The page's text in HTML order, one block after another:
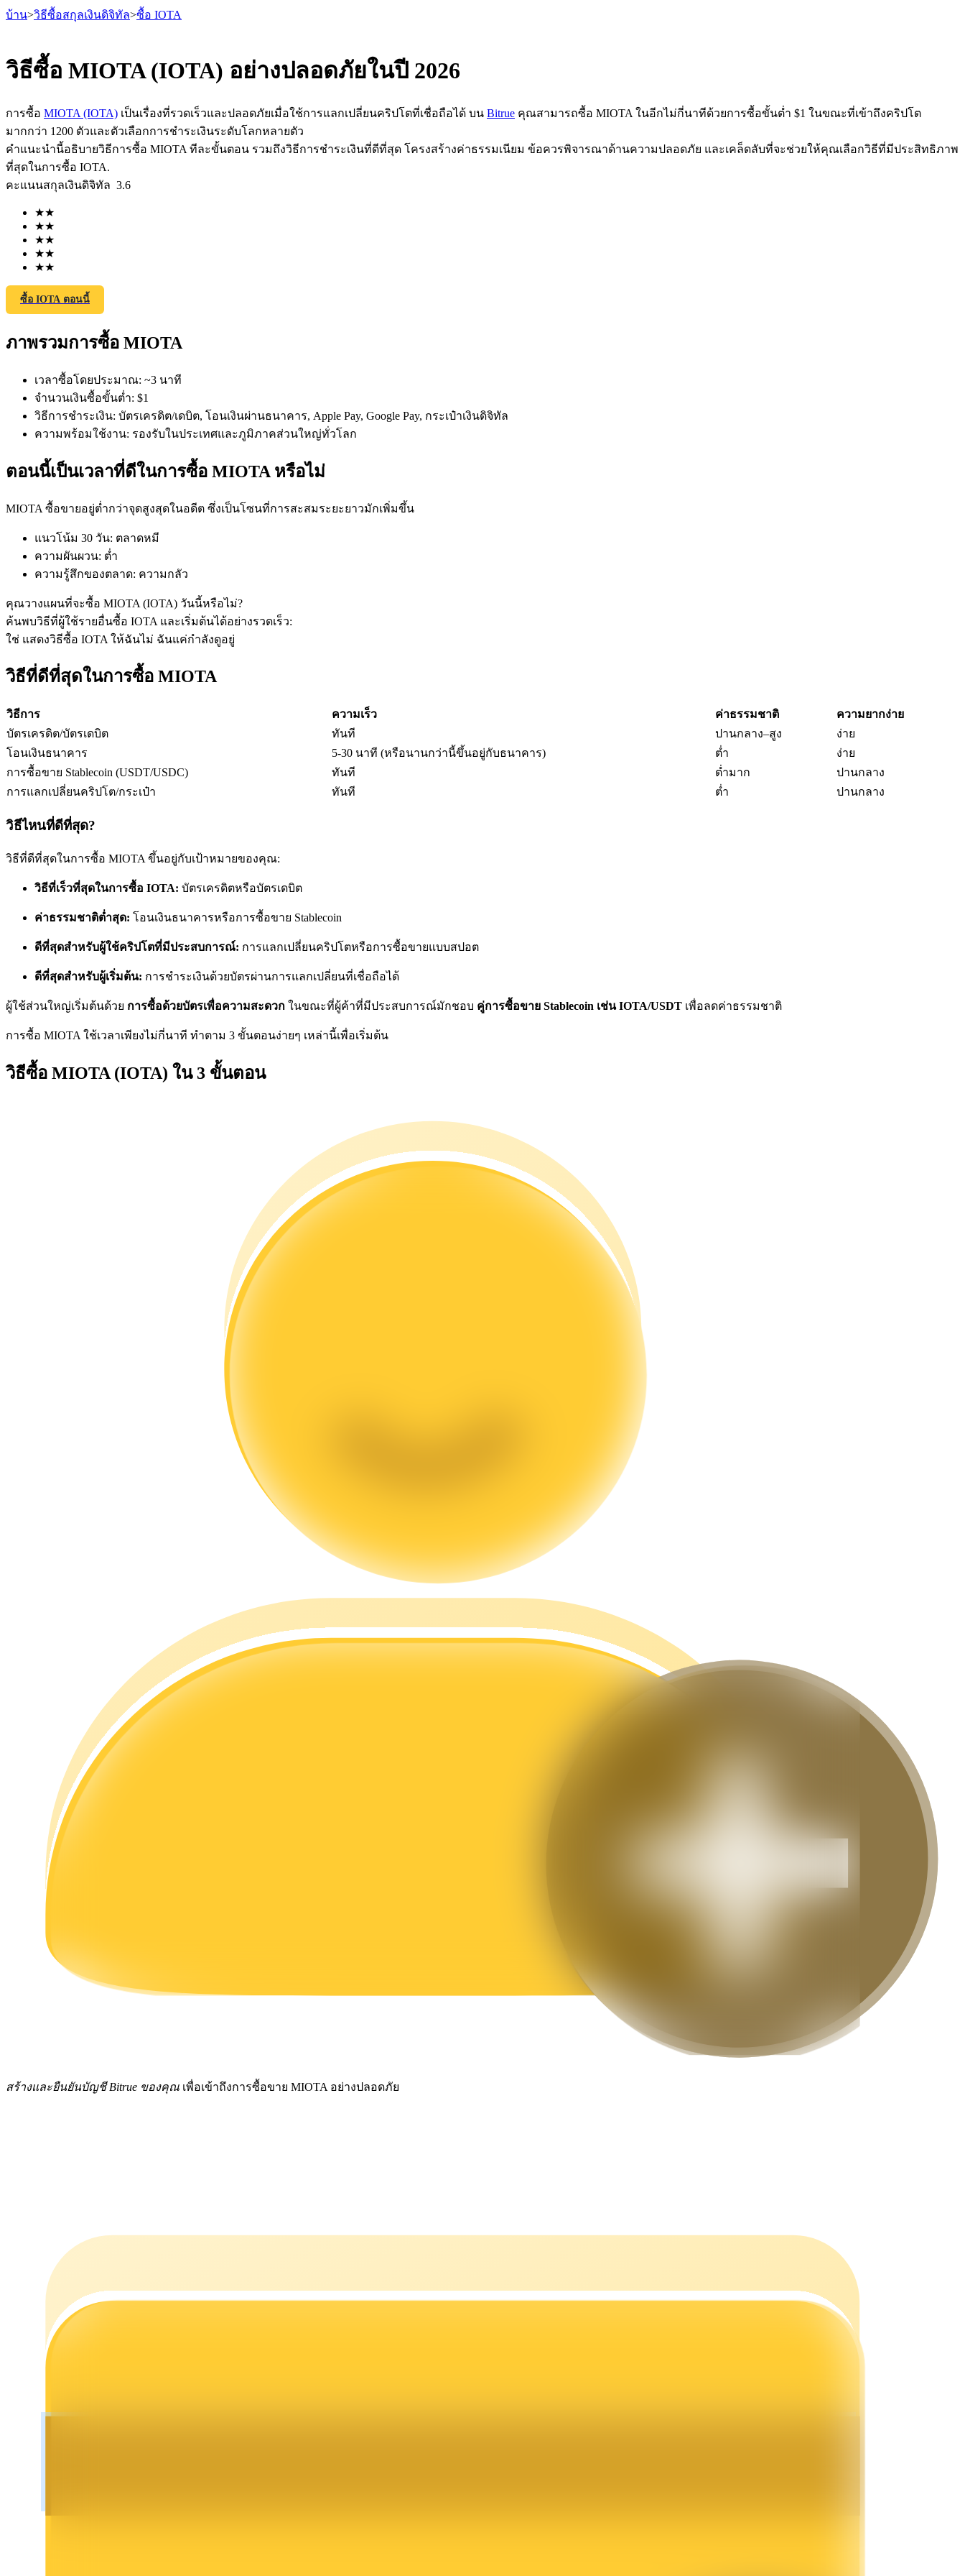
ฟิวเจอร์ส
ฟิวเจอร์ส USDT
ฟิวเจอร์สที่ใช้ USDT เป็นหลักประกัน
ฟิวเจอร์ส COIN-M
ฟิวเจอร์สสกุลเงินดิจิทัล
อนุพันธ์ของหุ้น ฟอเร็กซ์ โลหะมีค่า และสินค้าโภคภัณฑ์
ฟิวเจอร์สที่ใช้ USDC เป็นหลักประกัน
คัดลอกการซื้อขาย
เข้าร่วมกับเทรดเดอร์ชั้นนำ
เป็นเทรดเดอร์คัดลอก
การวิเคราะห์ข้อมูลขนาดใหญ่ รวมถึงข้อมูลการค้า ฯลฯ
พาวเวอร์พิกกี้
รับรางวัลการแข่งขันทุกวัน
การปักหลัก
Launchpool
การเซ้งแบบยืดหยุ่นเพื่อรับโทเคนยอดนิยม
บ้าน>วิธีซื้อสกุลเงินดิจิทัล>ซื้อ IOTA
วิธีซื้อ MIOTA (IOTA) อย่างปลอดภัยในปี 2026
การซื้อ MIOTA (IOTA) เป็นเรื่องที่รวดเร็วและปลอดภัยเมื่อใช้การแลกเปลี่ยนคริปโตที่เชื่อถือได้ บน Bitrue คุณสามารถซื้อ MIOTA ในอีกไม่กี่นาทีด้วยการซื้อขั้นต่ำ $1 ในขณะที่เข้าถึงคริปโต
มากกว่า 1200 ตัวและตัวเลือกการชำระเงินระดับโลกหลายตัว
คำแนะนำนี้อธิบายวิธีการซื้อ MIOTA ทีละขั้นตอน รวมถึงวิธีการชำระเงินที่ดีที่สุด โครงสร้างค่าธรรมเนียม ข้อควรพิจารณาด้านความปลอดภัย และเคล็ดลับที่จะช่วยให้คุณเลือกวิธีที่มีประสิทธิภาพ
ที่สุดในการซื้อ IOTA.
คะแนนสกุลเงินดิจิทัล 3.6
★★
★★
★★
★★
★★
ซื้อ IOTA ตอนนี้
ภาพรวมการซื้อ MIOTA
เวลาซื้อโดยประมาณ: ~3 นาที
จำนวนเงินซื้อขั้นต่ำ: $1
วิธีการชำระเงิน: บัตรเครดิต/เดบิต, โอนเงินผ่านธนาคาร, Apple Pay, Google Pay, กระเป๋าเงินดิจิทัล
ความพร้อมใช้งาน: รองรับในประเทศและภูมิภาคส่วนใหญ่ทั่วโลก
ตอนนี้เป็นเวลาที่ดีในการซื้อ MIOTA หรือไม่
MIOTA ซื้อขายอยู่ต่ำกว่าจุดสูงสุดในอดีต ซึ่งเป็นโซนที่การสะสมระยะยาวมักเพิ่มขึ้น
แนวโน้ม 30 วัน: ตลาดหมี
ความผันผวน: ต่ำ
ความรู้สึกของตลาด: ความกลัว
คุณวางแผนที่จะซื้อ MIOTA (IOTA) วันนี้หรือไม่?
ค้นพบวิธีที่ผู้ใช้รายอื่นซื้อ IOTA และเริ่มต้นได้อย่างรวดเร็ว:
ใช่ แสดงวิธีซื้อ IOTA ให้ฉันไม่ ฉันแค่กำลังดูอยู่
วิธีที่ดีที่สุดในการซื้อ MIOTA
วิธีการ ความเร็ว ค่าธรรมชาติ
ความยากง่าย
บัตรเครดิต/บัตรเดบิต
ทันที ปานกลาง–สูง
ง่าย
โอนเงินธนาคาร
5-30 นาที (หรือนานกว่านี้ขึ้นอยู่กับธนาคาร) ต่ำ
ง่าย
การซื้อขาย Stablecoin (USDT/USDC)
ทันที ต่ำมาก
ปานกลาง
การแลกเปลี่ยนคริปโต/กระเป๋า
ทันที ต่ำ ปานกลาง
วิธีไหนที่ดีที่สุด?
วิธีที่ดีที่สุดในการซื้อ MIOTA ขึ้นอยู่กับเป้าหมายของคุณ:
วิธีที่เร็วที่สุดในการซื้อ IOTA: บัตรเครดิตหรือบัตรเดบิต
ค่าธรรมชาติต่ำสุด: โอนเงินธนาคารหรือการซื้อขาย Stablecoin
ดีที่สุดสำหรับผู้ใช้คริปโตที่มีประสบการณ์: การแลกเปลี่ยนคริปโตหรือการซื้อขายแบบสปอต
ดีที่สุดสำหรับผู้เริ่มต้น: การชำระเงินด้วยบัตรผ่านการแลกเปลี่ยนที่เชื่อถือได้
ผู้ใช้ส่วนใหญ่เริ่มต้นด้วย การซื้อด้วยบัตรเพื่อความสะดวก ในขณะที่ผู้ค้าที่มีประสบการณ์มักชอบ คู่การซื้อขาย Stablecoin เช่น IOTA/USDT เพื่อลดค่าธรรมชาติ
การซื้อ MIOTA ใช้เวลาเพียงไม่กี่นาที ทำตาม 3 ขั้นตอนง่ายๆ เหล่านี้เพื่อเริ่มต้น
วิธีซื้อ MIOTA (IOTA) ใน 3 ขั้นตอน
สร้างและยืนยันบัญชี Bitrue ของคุณ เพื่อเข้าถึงการซื้อขาย MIOTA อย่างปลอดภัย